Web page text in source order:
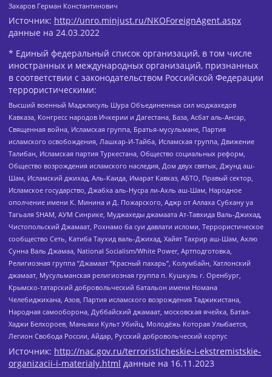
Захаров Герман Константинович
Источник: http://unro.minjust.ru/NKOForeignAgent.aspx
данные на 24.03.2022
* Единый федеральный список организаций, в том числе
иностранных и международных организаций, признанных
в соответствии с законодательством Российской Федерации
террористическими:
Высший военный Маджлисуль Шура Объединенных сил моджахедов
Кавказа, Конгресс народов Ичкерии и Дагестана, База, Асбат аль-Ансар,
Священная война, Исламская группа, Братья-мусульмане, Партия
исламского освобождения, Лашкар-И-Тайба, Исламская группа, Движение
Талибан, Исламская партия Туркестана, Общество социальных реформ,
Общество возрождения исламского наследия, Дом двух святых, Джунд аш-
Шам, Исламский джихад, Аль-Каида, Имарат Кавказ, АБТО, Правый сектор,
Исламское государство, Джабха аль-Нусра ли-Ахль аш-Шам, Народное
ополчение имени К. Минина и Д. Пожарского, Аджр от Аллаха Субхану уа
Тагьаля SHAM, АУМ Синрике, Муджахеды джамаата Ат-Тавхида Валь-Джихад,
Чистопольский Джамаат, Рохнамо ба суи давлати исломи, Террористическое
сообщество Сеть, Катиба Таухид валь-Джихад, Хайят Тахрир аш-Шам, Ахлю
Сунна Валь Джамаа, National Socialism/White Power, Артподготовка,
Религиозная группа “Джамаат “Красный пахарь”, Колумбайн, Хатлонский
джамаат, Мусульманская религиозная группа п. Кушкуль г. Оренбург,
Крымско-татарский добровольческий батальон имени Номана
Челебиджихана, Азов, Партия исламского возрождения Таджикистана,
Народная самооборона, Дуббайский джамаат, московская ячейка, Батал-
Хаджи Белхороев, Маньяки Культ Убийц, Молодёжь Которая Улыбается,
Легион Свобода России, Айдар, Русский добровольческий корпус
Источник: http://nac.gov.ru/terroristicheskie-i-ekstremistskie-
organizacii-i-materialy.html данные на 16.11.2023